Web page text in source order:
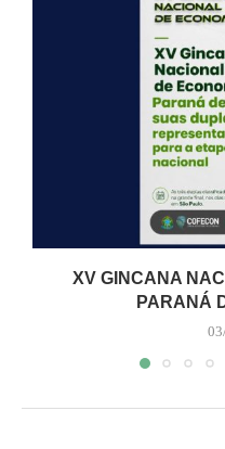
XV GINCANA
PARANÁ